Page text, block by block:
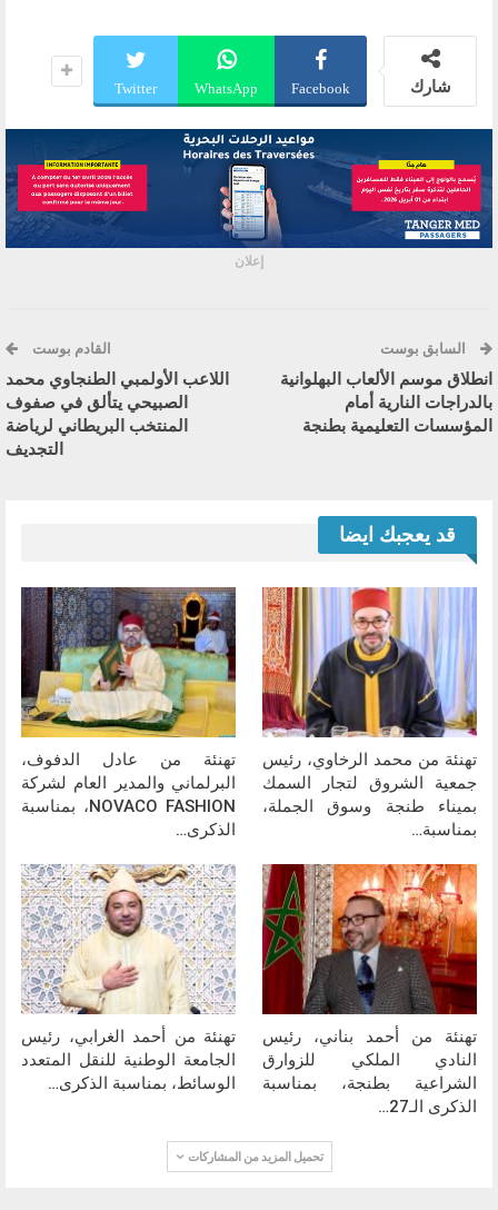
شارك Facebook
WhatsApp
Twitter
إعلان
السابق بوست
انطلاق موسم الألعاب البهلوانية
بالدراجات النارية أمام
المؤسسات التعليمية بطنجة
القادم بوست
اللاعب الأولمبي الطنجاوي محمد
الصبيحي يتألق في صفوف
المنتخب البريطاني لرياضة
التجديف
قد يعجبك ايضا
تهنئة من محمد الرخاوي، رئيس
جمعية الشروق لتجار السمك
بميناء طنجة وسوق الجملة،
بمناسبة…
تهنئة من عادل الدفوف،
البرلماني والمدير العام لشركة
NOVACO FASHION، بمناسبة
الذكرى…
تهنئة من أحمد بناني، رئيس
النادي الملكي للزوارق
الشراعية بطنجة، بمناسبة
الذكرى الـ27…
تهنئة من أحمد الغرابي، رئيس
الجامعة الوطنية للنقل المتعدد
الوسائط، بمناسبة الذكرى…
تحميل المزيد من المشاركات